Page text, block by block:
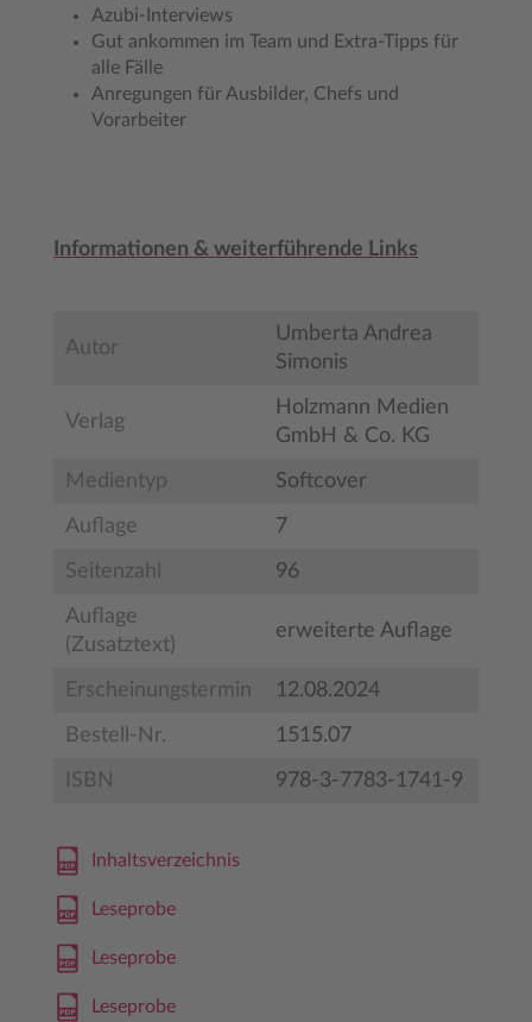
Azubi-Interviews
Gut ankommen im Team und Extra-Tipps für
alle Fälle
Anregungen für Ausbilder, Chefs und
Vorarbeiter
Informationen & weiterführende Links
Autor
Umberta Andrea
Simonis
Verlag
Holzmann Medien
GmbH & Co. KG
Medientyp Softcover
Auflage 7
Seitenzahl 96
Auflage
(Zusatztext)
erweiterte Auflage
Erscheinungstermin 12.08.2024
Bestell-Nr. 1515.07
ISBN 978-3-7783-1741-9
Inhaltsverzeichnis
Leseprobe
Leseprobe
Leseprobe